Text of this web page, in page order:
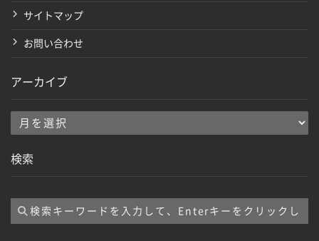
サイトマップ
お問い合わせ
アーカイブ
ア
カ
ブ
検索